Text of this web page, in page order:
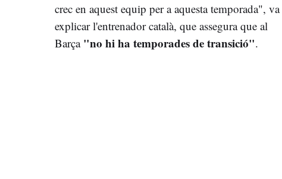
crec en aquest equip per a aquesta temporada", va
explicar l'entrenador català, que assegura que al
Barça "no hi ha temporades de transició".